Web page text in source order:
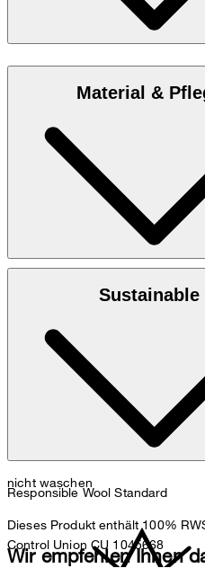
Das Model trägt die Grösse 36
cm, einem Brustumfang von 83
Maßtabelle
Material &
Hinweis: RWS-zertifiziert, Wool
nicht waschen
Sustainable
Responsible Wool Standard
Dieses Produkt enthält 100%
Control Union CU 1045668
Wir empfehlen Ihnen